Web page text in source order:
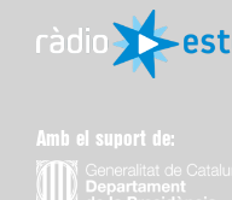
Amb el suport de: